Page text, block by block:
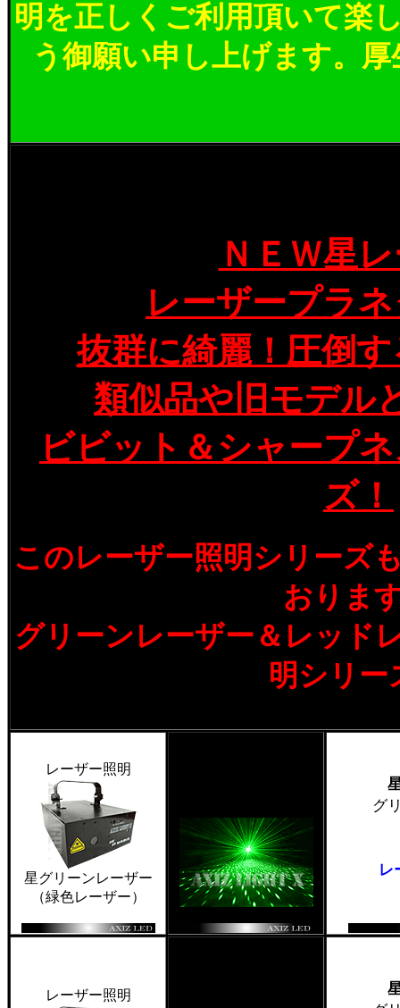
明を正しくご利用頂いて楽
う御願い申し上げます。
ＮＥＷ星
レーザープラ
抜群に綺麗！圧倒
類似品や旧モデル
ビビット＆シャープ
ズ！
このレーザー照明シリーズ
おりま
グリーンレーザー＆レッド
明シリー
レーザー照明
星グリーンレーザー
（緑色レーザー）
グ
レ
レーザー照明